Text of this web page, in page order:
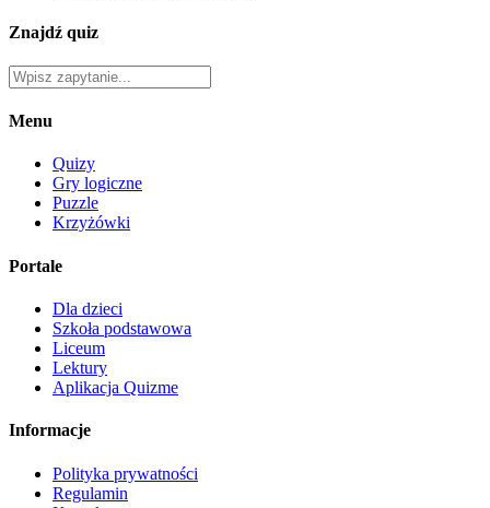
Znajdź quiz
Menu
Quizy
Gry logiczne
Puzzle
Krzyżówki
Portale
Dla dzieci
Szkoła podstawowa
Liceum
Lektury
Aplikacja Quizme
Informacje
Polityka prywatności
Regulamin